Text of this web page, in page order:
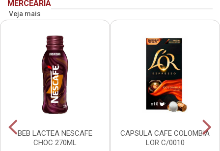
MERCEARIA
Veja mais
BEB LACTEA NESCAFE
CHOC 270ML
CAPSULA CAFE COLOMBIA
LOR C/0010